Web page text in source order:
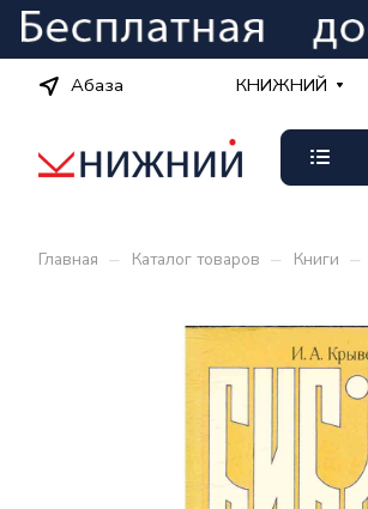
Абаза КНИЖНИЙ
Главная – Каталог товаров – Книги –